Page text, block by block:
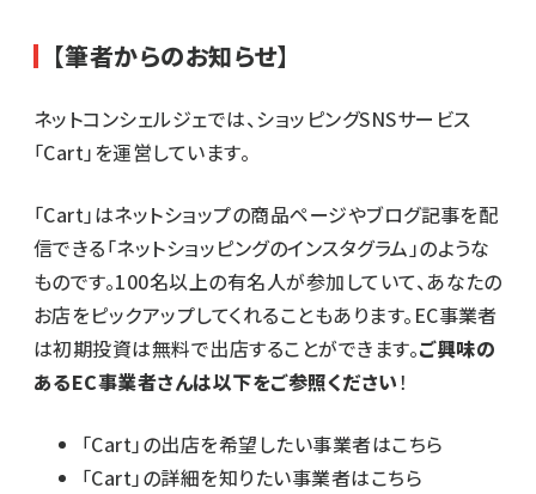
【筆者からのお知らせ】
ネットコンシェルジェでは、ショッピングSNSサービス
「Cart」を運営しています。
「Cart」はネットショップの商品ページやブログ記事を配
信できる「ネットショッピングのインスタグラム」のような
ものです。100名以上の有名人が参加していて、あなたの
お店をピックアップしてくれることもあります。EC事業者
は初期投資は無料で出店することができます。ご興味の
あるEC事業者さんは以下をご参照ください！
「Cart」の出店を希望したい事業者はこちら
「Cart」の詳細を知りたい事業者はこちら